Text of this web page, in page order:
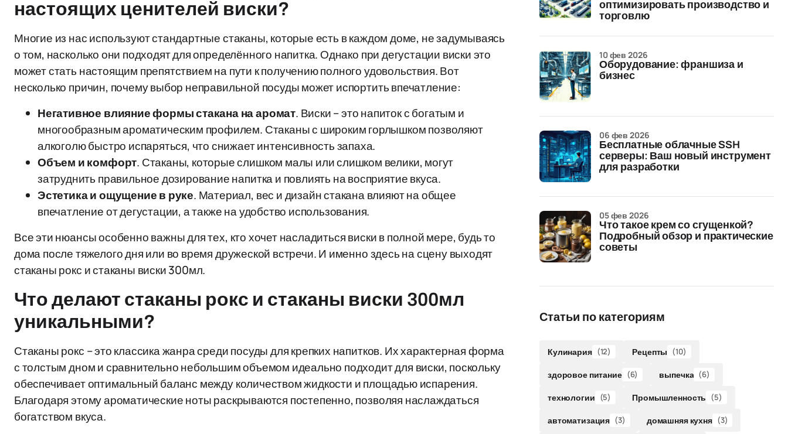
настоящих ценителей виски?
Многие из нас используют стандартные стаканы, которые есть в каждом доме, не задумываясь
о том, насколько они подходят для определённого напитка. Однако при дегустации виски это
может стать настоящим препятствием на пути к получению полного удовольствия. Вот
несколько причин, почему выбор неправильной посуды может испортить впечатление:
Негативное влияние формы стакана на аромат. Виски – это напиток с богатым и
многообразным ароматическим профилем. Стаканы с широким горлышком позволяют
алкоголю быстро испаряться, что снижает интенсивность запаха.
Объем и комфорт. Стаканы, которые слишком малы или слишком велики, могут
затруднить правильное дозирование напитка и повлиять на восприятие вкуса.
Эстетика и ощущение в руке. Материал, вес и дизайн стакана влияют на общее
впечатление от дегустации, а также на удобство использования.
Все эти нюансы особенно важны для тех, кто хочет насладиться виски в полной мере, будь то
дома после тяжелого дня или во время дружеской встречи. И именно здесь на сцену выходят
стаканы рокс и стаканы виски 300мл.
Что делают стаканы рокс и стаканы виски 300мл
уникальными?
Стаканы рокс – это классика жанра среди посуды для крепких напитков. Их характерная форма
с толстым дном и сравнительно небольшим объемом идеально подходит для виски, поскольку
обеспечивает оптимальный баланс между количеством жидкости и площадью испарения.
Благодаря этому ароматические ноты раскрываются постепенно, позволяя наслаждаться
богатством вкуса.
оптимизировать производство и
торговлю
Оборудование: франшиза и
бизнес
10 фев 2026
Бесплатные облачные SSH
серверы: Ваш новый инструмент
для разработки
06 фев 2026
Что такое крем со сгущенкой?
Подробный обзор и практические
советы
05 фев 2026
Статьи по категориям
Кулинария (12) Рецепты (10)
здоровое питание (6) выпечка (6)
технологии (5) Промышленность (5)
автоматизация (3) домашняя кухня (3)